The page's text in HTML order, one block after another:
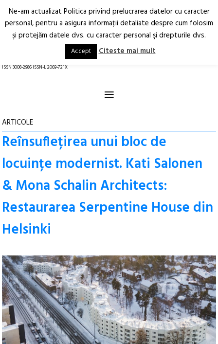
Arhitectură.
Oraș.
RO EN
ISSN 3008-2986 ISSN-L 2069-721X
≡
ARTICOLE
Reînsuflețirea unui bloc de
locuințe modernist. Kati Salonen
& Mona Schalin Architects:
Restaurarea Serpentine House din
Helsinki
Ne-am actualizat Politica privind prelucrarea datelor cu caracter
personal, pentru a asigura informaţii detaliate despre cum folosim
şi protejăm datele dvs. cu caracter personal şi drepturile dvs.
Accept Citeste mai mult